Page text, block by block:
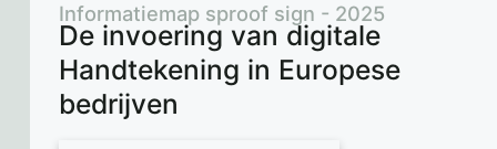
De invoering van digitale
Handtekening in Europese
bedrijven
Informatiemap sproof sign - 2025